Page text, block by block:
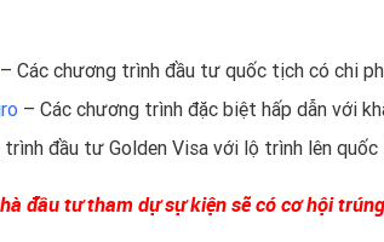
– Các chương trình đầu tư quốc tịch có chi
– Các chương trình đặc biệt hấp dẫn với
đầu tư Golden Visa với lộ trình lên quốc
đầu tư tham dự sự kiện sẽ có cơ hội